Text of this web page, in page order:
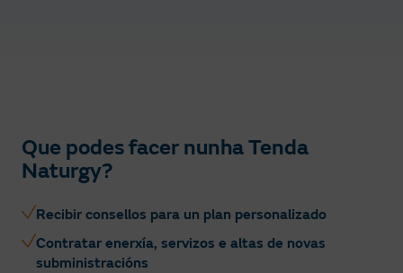
Que podes facer nunha Tenda
Naturgy?
Recibir consellos para un plan personalizado
Contratar enerxía, servizos e altas de novas
subministracións